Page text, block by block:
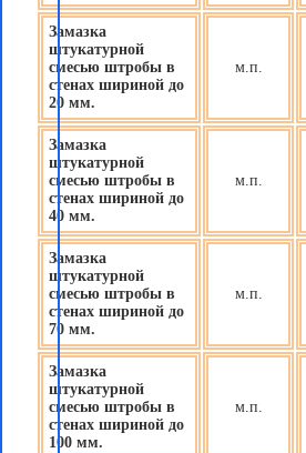
Замазка
штукатурной
смесью штробы в
стенах шириной до
20 мм.
м.п.
Замазка
штукатурной
смесью штробы в
стенах шириной до
40 мм.
м.п.
Замазка
штукатурной
смесью штробы в
стенах шириной до
70 мм.
м.п.
Замазка
штукатурной
смесью штробы в
стенах шириной до
100 мм.
м.п.